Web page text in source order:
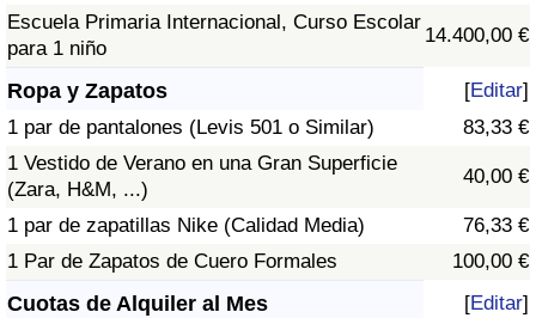
Escuela Primaria Internacional, Curso Escolar
para 1 niño
14.400,00 €
Ropa y Zapatos [Editar]
1 par de pantalones (Levis 501 o Similar)
83,33 €
1 Vestido de Verano en una Gran Superficie
(Zara, H&M, ...)
40,00 €
1 par de zapatillas Nike (Calidad Media)
76,33 €
1 Par de Zapatos de Cuero Formales
100,00 €
Cuotas de Alquiler al Mes [Editar]